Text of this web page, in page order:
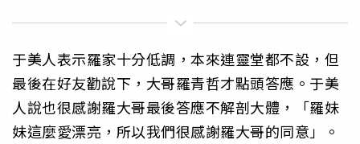
于美人表示羅家十分低調，本來連靈堂都不設，但
最後在好友勸說下，大哥羅青哲才點頭答應。于美
人說也很感謝羅大哥最後答應不解剖大體，「羅妹
妹這麼愛漂亮，所以我們很感謝羅大哥的同意」。